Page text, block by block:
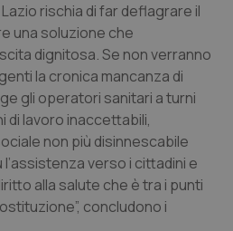
urogenitali
rischia di far deflagrare il
una soluzione che
dignitosa. Se non verranno
la cronica mancanza di
gli operatori sanitari a turni
di lavoro inaccettabili,
non più disinnescabile
verso i cittadini e
alla salute che è tra i punti
concludono i